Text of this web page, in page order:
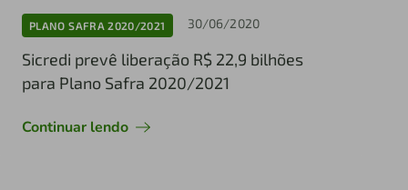
PLANO SAFRA 2020/2021 30/06/2020
Sicredi prevê liberação R$ 22,9 bilhões
para Plano Safra 2020/2021
Continuar lendo